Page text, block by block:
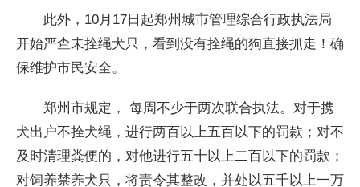
此外，10月17日起郑州城市管理综合行政执法局
开始严查未拴绳犬只，看到没有拴绳的狗直接抓走！确
保维护市民安全。
郑州市规定， 每周不少于两次联合执法。对于携
犬出户不拴犬绳，进行两百以上五百以下的罚款；对不
及时清理粪便的，对他进行五十以上二百以下的罚款；
对饲养禁养犬只，将责令其整改，并处以五千以上一万